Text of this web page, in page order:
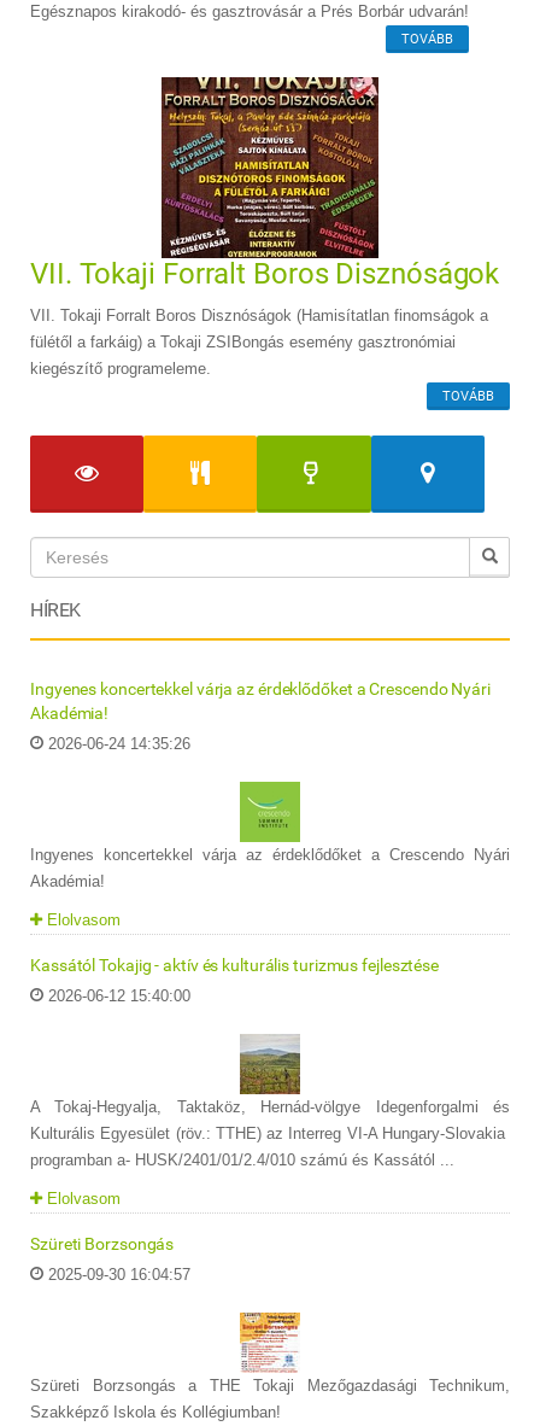
Egésznapos kirakodó- és gasztrovásár a Prés Borbár udvarán!
TOVÁBB
VII. Tokaji Forralt Boros Disznóságok
VII. Tokaji Forralt Boros Disznóságok (Hamisítatlan finomságok a
fülétől a farkáig) a Tokaji ZSIBongás esemény gasztronómiai
kiegészítő programeleme.
TOVÁBB
HÍREK
Ingyenes koncertekkel várja az érdeklődőket a Crescendo Nyári
Akadémia!
2026-06-24 14:35:26
Ingyenes koncertekkel várja az érdeklődőket a Crescendo Nyári
Akadémia!
Elolvasom
Kassától Tokajig - aktív és kulturális turizmus fejlesztése
2026-06-12 15:40:00
A Tokaj-Hegyalja, Taktaköz, Hernád-völgye Idegenforgalmi és
Kulturális Egyesület (röv.: TTHE) az Interreg VI-A Hungary-Slovakia
programban a- HUSK/2401/01/2.4/010 számú és Kassától ...
Elolvasom
Szüreti Borzsongás
2025-09-30 16:04:57
Szüreti Borzsongás a THE Tokaji Mezőgazdasági Technikum,
Szakképző Iskola és Kollégiumban!